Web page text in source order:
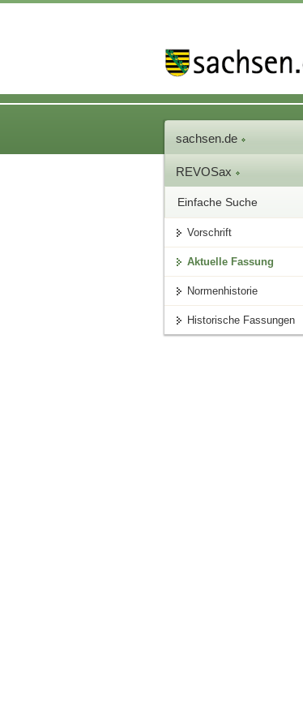
sachsen.de
REVOSax
Einfache Suche
Vorschrift
Aktuelle Fassung
Normenhistorie
Historische Fassungen